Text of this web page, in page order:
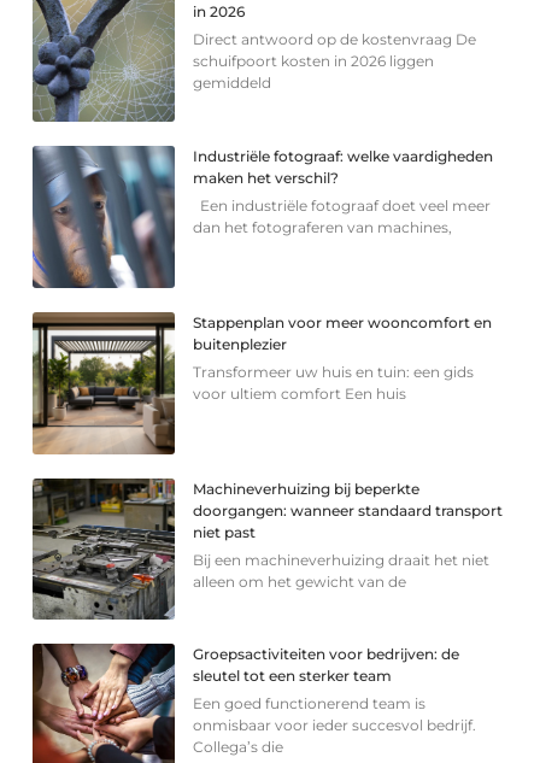
in 2026
Direct antwoord op de kostenvraag De
schuifpoort kosten in 2026 liggen
gemiddeld
Industriële fotograaf: welke vaardigheden
maken het verschil?
Een industriële fotograaf doet veel meer
dan het fotograferen van machines,
Stappenplan voor meer wooncomfort en
buitenplezier
Transformeer uw huis en tuin: een gids
voor ultiem comfort Een huis
Machineverhuizing bij beperkte
doorgangen: wanneer standaard transport
niet past
Bij een machineverhuizing draait het niet
alleen om het gewicht van de
Groepsactiviteiten voor bedrijven: de
sleutel tot een sterker team
Een goed functionerend team is
onmisbaar voor ieder succesvol bedrijf.
Collega’s die